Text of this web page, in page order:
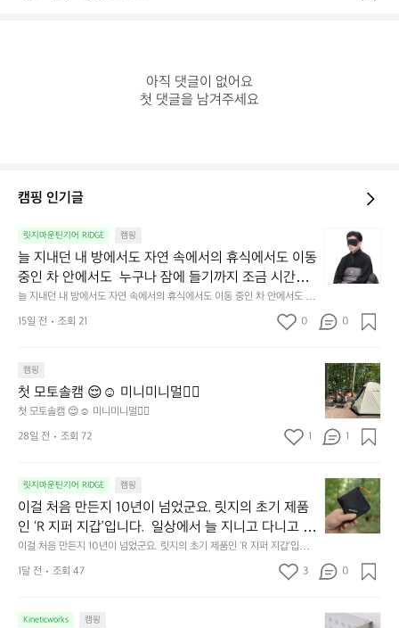
아직 댓글이 없어요
첫 댓글을 남겨주세요
캠핑 인기글
릿지마운틴기어 RIDGE 캠핑
늘 지내던 내 방에서도 자연 속에서의 휴식에서도 이동
중인 차 안에서도  누구나 잠에 들기까지 조금 시간이
걸리는 순간이 있습니다.  그럴 때는 차분하게 눈을 가
려보세요. 마치 암막 커튼을 조용히 내리듯이.  Polarte
c® Wind Pro™의 온기가 눈가를 포근히 감싸줍니다.
줍니다.  이 슬립 웜을 쓰는 것만으로 그곳은 나만의 밤
이 됩니다.  안녕히 주무세요.
늘 지내던 내 방에서도 자연 속에서의 휴식에서도 이동 중인 차 안에서도  누
구나 잠에 들기까지 조금 시간이 걸리는 순간이 있습니다.  그럴 때는 차분하
게 눈을 가려보세요. 마치 암막 커튼을 조용히 내리듯이.  Polartec® Wind
밤이 됩니다.  안녕히 주무세요.
내
던
방
도
자
연
속
에
의
휴
식
에
도
이
중
15일 전 조회 21 0 0
캠핑
첫 모토솔캠 😌☺️ 미니미니멀👌🏼
첫 모토솔캠 😌☺️ 미니미니멀👌🏼
첫
모
토
솔
캠
☺️
미
니
미
멀
👌🏼
28일 전 조회 72 1 1
릿지마운틴기어 RIDGE 캠핑
이걸 처음 만든지 10년이 넘었군요. 릿지의 초기 제품
인 ‘R 지퍼 지갑’입니다.  일상에서 늘 지니고 다니고 싶
어지는 물건에는 크기, 무게, 형태, 색감 사이의 아주 미
묘한 밸런스가 존재합니다.  예를 들자면 일에 집중하
느라 책상 위 가장자리에 대충 걸쳐 놓아도 시야에 걸
이걸 처음 만든지 10년이 넘었군요. 릿지의 초기 제품인 ‘R 지퍼 지갑’입니
다.  일상에서 늘 지니고 다니고 싶어지는 물건에는 크기, 무게, 형태, 색감
사이의 아주 미묘한 밸런스가 존재합니다.  예를 들자면 일에 집중하느라 책
철저히 집착했습니다. 튼튼한 내구도와 넉넉한 수납력을 해치치 않는 선에
이
걸
처
음
든
0
1달 전 조회 47 3 0
Kineticworks 캠핑
필